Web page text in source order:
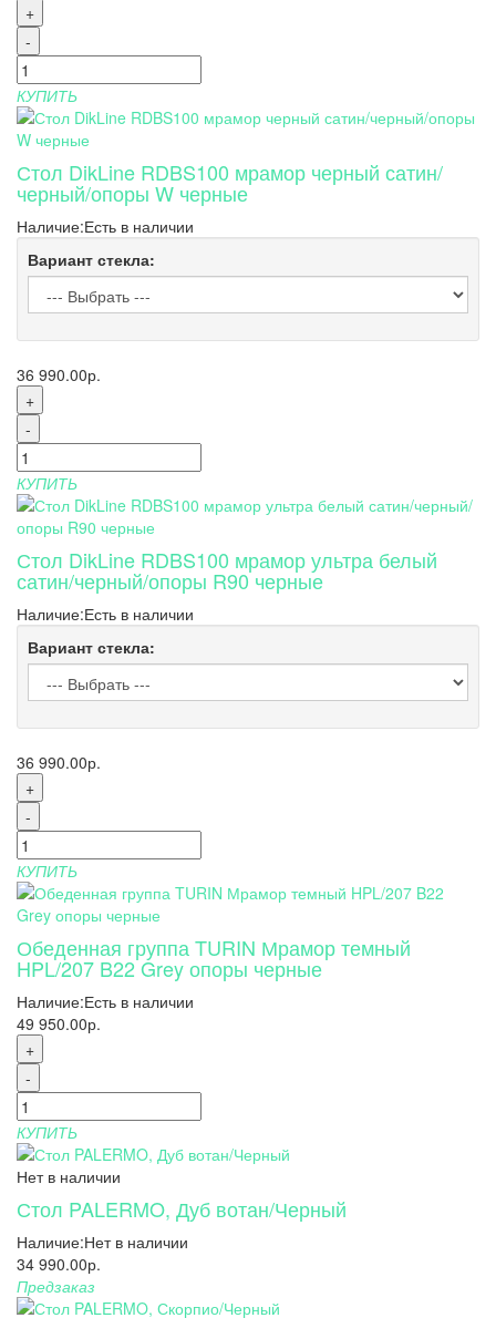
+
-
КУПИТЬ
Стол DikLine RDBS100 мрамор черный сатин/
черный/опоры W черные
Наличие:Есть в наличии
Вариант стекла:
36 990.00р.
+
-
КУПИТЬ
Стол DikLine RDBS100 мрамор ультра белый
сатин/черный/опоры R90 черные
Наличие:Есть в наличии
Вариант стекла:
36 990.00р.
+
-
КУПИТЬ
Обеденная группа TURIN Мрамор темный
HPL/207 B22 Grey опоры черные
Наличие:Есть в наличии
49 950.00р.
+
-
КУПИТЬ
Нет в наличии
Стол PALERMO, Дуб вотан/Черный
Наличие:Нет в наличии
34 990.00р.
Предзаказ